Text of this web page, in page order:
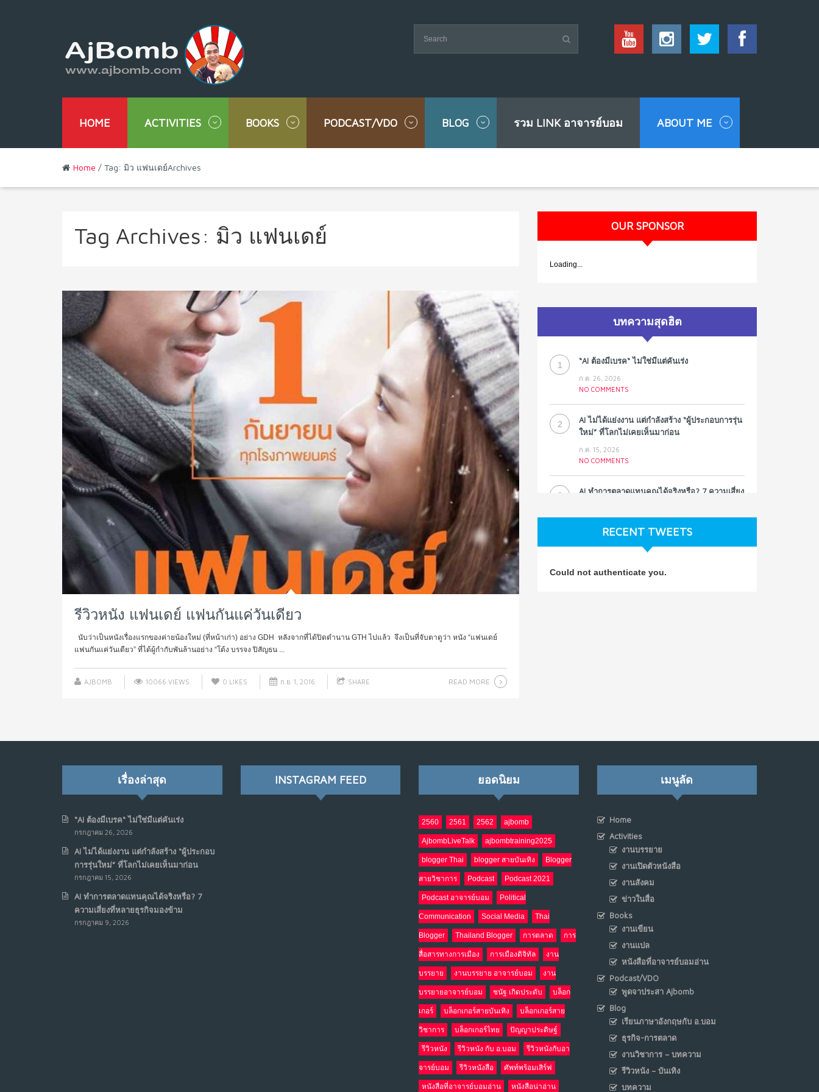
HOME ACTIVITIES BOOKS PODCAST/VDO BLOG รวม LINK อาจารย์บอม ABOUT ME
Home / Tag: มิว แฟนเดย์Archives
Tag Archives: มิว แฟนเดย์
รีวิวหนัง แฟนเดย์ แฟนกันแค่วันเดียว
นับว่าเป็นหนังเรื่องแรกของค่ายน้องใหม่ (ที่หน้าเก่า) อย่าง GDH หลังจากที่ได้ปิดตำนาน GTH ไปแล้ว จึงเป็นที่จับตาดูว่า หนัง “แฟนเดย์
แฟนกันแค่วันเดียว” ที่ได้ผู้กำกับพันล้านอย่าง “โต้ง บรรจง ปิสัญธน ...
AJBOMB 10066 VIEWS 0 LIKES ก.ย. 1, 2016 SHARE READ MORE
OUR SPONSOR
Loading...
บทความสุดฮิต
1 “AI ต้องมีเบรค“ ไม่ใช่มีแต่คันเร่ง
ก.ค. 26, 2026
NO COMMENTS
2
AI ไม่ได้แย่งงาน แต่กำลังสร้าง “ผู้ประกอบการรุ่น
ใหม่” ที่โลกไม่เคยเห็นมาก่อน
ก.ค. 15, 2026
NO COMMENTS
3
AI ทำการตลาดแทนคุณได้จริงหรือ? 7 ความเสี่ยง
NO COMMENTS
จาก Dan Koe ในแบบอาจารย์บอม
เมื่อรัฐบาลเริ่มคิดแบบแพลตฟอร์ม : AI กำลัง
เปลี่ยนรัฐราชการไปตลอดกาล
NO COMMENTS
8 เมื่อโลกออนไลน์ กลายเป็น“ศาลเตี้ย”
พ.ค. 4, 2026
เม.ย. 19, 2026
NO COMMENTS
10 อินโดนีเซีย กับเกมอำนาจที่มองไม่เห็น
เม.ย. 19, 2026
NO COMMENTS
RECENT TWEETS
Could not authenticate you.
เรื่องล่าสุด
“AI ต้องมีเบรค“ ไม่ใช่มีแต่คันเร่ง
กรกฎาคม 26, 2026
AI ไม่ได้แย่งงาน แต่กำลังสร้าง “ผู้ประกอบ
การรุ่นใหม่” ที่โลกไม่เคยเห็นมาก่อน
กรกฎาคม 15, 2026
AI ทำการตลาดแทนคุณได้จริงหรือ? 7
ความเสี่ยงที่หลายธุรกิจมองข้าม
กรกฎาคม 9, 2026
INSTAGRAM FEED ยอดนิยม
2560 2561 2562 ajbomb
AjbombLiveTalk ajbombtraining2025
blogger Thai blogger สายบันเทิง Blogger
สายวิชาการ Podcast Podcast 2021
Podcast อาจารย์บอม Political
Communication Social Media Thai
Blogger Thailand Blogger การตลาด การ
สื่อสารทางการเมือง การเมืองดิจิทัล งาน
บรรยาย งานบรรยาย อาจารย์บอม งาน
บรรยายอาจารย์บอม ชนัฐ เกิดประดับ บล็อก
เกอร์ บล็อกเกอร์สายบันเทิง บล็อกเกอร์สาย
วิชาการ บล็อกเกอร์ไทย ปัญญาประดิษฐ์
รีวิวหนัง รีวิวหนัง กับ อ.บอม รีวิวหนังกับอา
จารย์บอม รีวิวหนังสือ ศัพท์พร้อมเสิร์ฟ
หนังสือที่อาจารย์บอมอ่าน หนังสือน่าอ่าน
เมนูลัด
Home
Activities
งานบรรยาย
งานเปิดตัวหนังสือ
งานสังคม
ข่าวในสื่อ
Books
งานเขียน
งานแปล
หนังสือที่อาจารย์บอมอ่าน
Podcast/VDO
พูดจาประสา Ajbomb
Blog
เรียนภาษาอังกฤษกับ อ.บอม
ธุรกิจ-การตลาด
งานวิชาการ – บทความ
รีวิวหนัง – บันเทิง
บทความ